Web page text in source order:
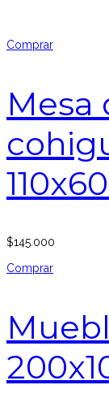
Comprar
Mesa
$145.000
Comprar